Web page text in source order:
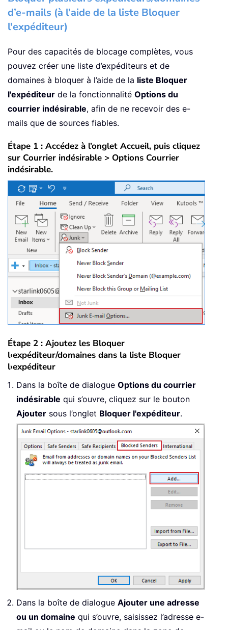
d’e-mails (à l’aide de la liste Bloquer
l'expéditeur)
Pour des capacités de blocage complètes, vous
pouvez créer une liste d’expéditeurs et de
domaines à bloquer à l’aide de la liste Bloquer
l'expéditeur de la fonctionnalité Options du
courrier indésirable, afin de ne recevoir des e-
mails que de sources fiables.
Étape 1 : Accédez à l’onglet Accueil, puis cliquez
sur Courrier indésirable > Options Courrier
indésirable.
Étape 2 : Ajoutez les Bloquer
l‹expéditeur/domaines dans la liste Bloquer
l›expéditeur
Dans la boîte de dialogue Options du courrier
indésirable qui s’ouvre, cliquez sur le bouton
Ajouter sous l’onglet Bloquer l'expéditeur.
Dans la boîte de dialogue Ajouter une adresse
ou un domaine qui s’ouvre, saisissez l’adresse e-